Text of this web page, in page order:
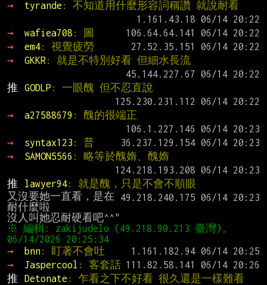
→
tyrande : 不知道用什麼形容詞稱讚 就說耐看
→
wafiea708 : 圖
→
em4: 視覺疲勞
→
GKKR : 就是不特別好看 但細水長流
推
GODLP : 一眼醜 但不忍直說
→
a27588679 : 醜的很端正
→
syntax123 : 普
→
SAMON5566 : 略等於醜媠、醜媠
推
lawyer94: 就是醜，只是不會不順眼
又沒要她一直看，是在
耐什麼啦
※ 編輯: zakijudelo (49.218.90.213 臺灣),
06/14/2026 20:25:34
→
bnn: 盯著不會吐
→
Jaspercool : 客套話
推
Detonate : 乍看之下不好看 很久還是一樣難看